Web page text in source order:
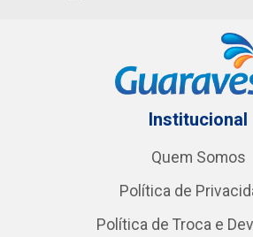
Institucional
Quem Somos
Política de
Política de Troca e